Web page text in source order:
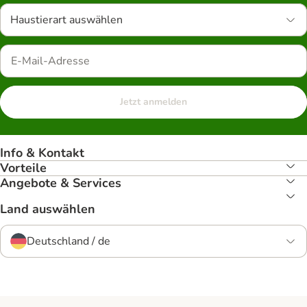
Haustierart auswählen
Jetzt anmelden
Info & Kontakt
Vorteile
Angebote & Services
Land auswählen
Deutschland / de